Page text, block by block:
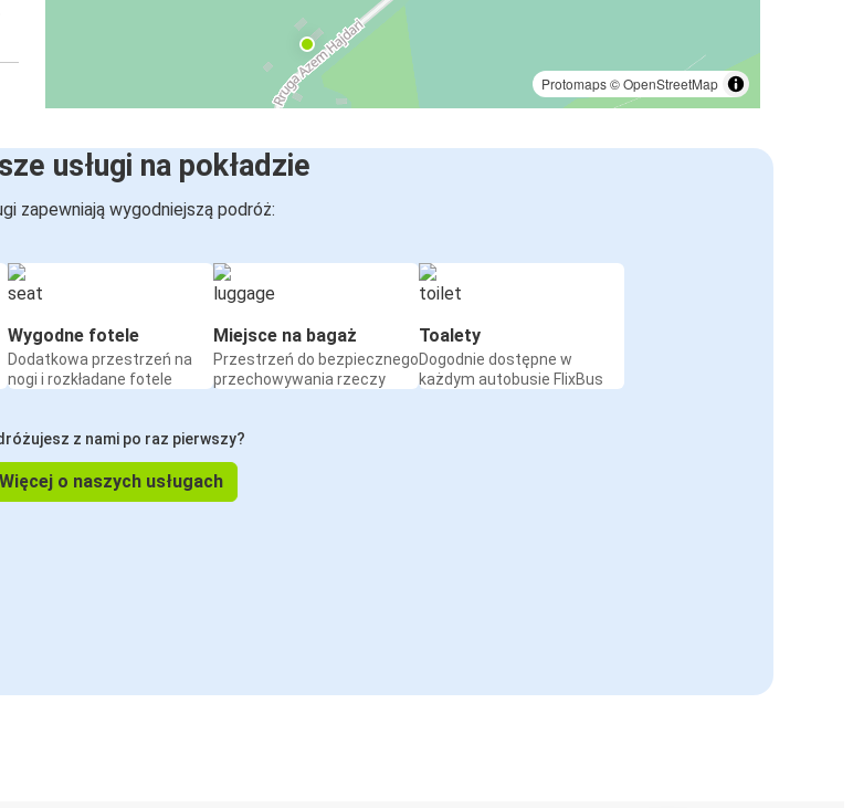
Protomaps©OpenStreetMap
usługi na pokładzie
zapewniają wygodniejszą podróż:
Wygodne fotele
Dodatkowa przestrzeń na
nogi i rozkładane fotele
Miejsce na bagaż
Przestrzeń do bezpiecznego
przechowywania rzeczy
Toalety
Dogodnie dostępne w
każdym autobusie FlixBus
z nami po raz pierwszy?
Więcej o naszych usługach